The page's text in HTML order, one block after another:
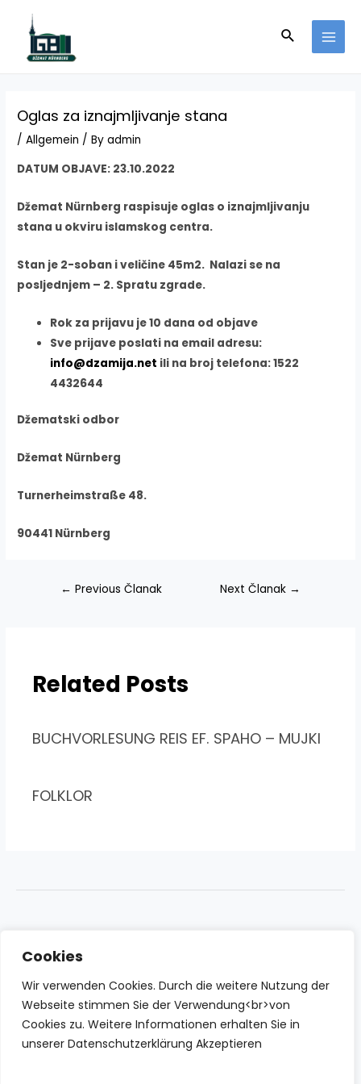
Cookies
Wir verwenden Cookies. Durch die weitere Nutzung der
Webseite stimmen Sie der Verwendung<br>von
Cookies zu. Weitere Informationen erhalten Sie in
unserer Datenschutzerklärung Akzeptieren
content
Search
Oglas za iznajmljivanje stana
/Allgemein / Byadmin
DATUM OBJAVE: 23.10.2022
Džemat Nürnberg raspisuje oglas o iznajmljivanju
stana u okviru islamskog centra.
Stan je 2-soban i veličine 45m2. Nalazi se na
posljednjem – 2. Spratu zgrade.
Rok za prijavu je 10 dana od objave
Sve prijave poslati na email adresu:
info@dzamija.net ili na broj telefona: 1522
4432644
Džematski odbor
Džemat Nürnberg
Turnerheimstraße 48.
90441 Nürnberg
Navigacija
← Previous Članak Next Članak →
Related Posts
BUCHVORLESUNG REIS EF. SPAHO – MUJKI
FOLKLOR